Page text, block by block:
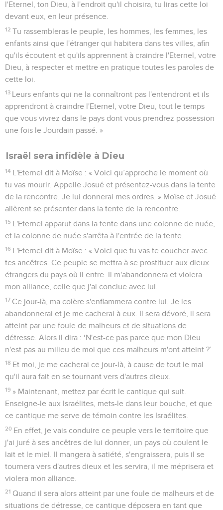
l'Eternel, ton Dieu, à l'endroit qu'il choisira, tu liras cette loi
devant eux, en leur présence.
12 Tu rassembleras le peuple, les hommes, les femmes, les
enfants ainsi que l'étranger qui habitera dans tes villes, afin
qu'ils écoutent et qu'ils apprennent à craindre l'Eternel, votre
Dieu, à respecter et mettre en pratique toutes les paroles de
cette loi.
13 Leurs enfants qui ne la connaîtront pas l'entendront et ils
apprendront à craindre l'Eternel, votre Dieu, tout le temps
que vous vivrez dans le pays dont vous prendrez possession
une fois le Jourdain passé. »
Israël sera infidèle à Dieu
14 L'Eternel dit à Moïse : « Voici qu’approche le moment où
tu vas mourir. Appelle Josué et présentez-vous dans la tente
de la rencontre. Je lui donnerai mes ordres. » Moïse et Josué
allèrent se présenter dans la tente de la rencontre.
15 L'Eternel apparut dans la tente dans une colonne de nuée,
et la colonne de nuée s'arrêta à l'entrée de la tente.
16 L'Eternel dit à Moïse : « Voici que tu vas te coucher avec
tes ancêtres. Ce peuple se mettra à se prostituer aux dieux
étrangers du pays où il entre. Il m'abandonnera et violera
mon alliance, celle que j'ai conclue avec lui.
17 Ce jour-là, ma colère s'enflammera contre lui. Je les
abandonnerai et je me cacherai à eux. Il sera dévoré, il sera
atteint par une foule de malheurs et de situations de
détresse. Alors il dira : ‘N'est-ce pas parce que mon Dieu
n'est pas au milieu de moi que ces malheurs m'ont atteint ?’
18 Et moi, je me cacherai ce jour-là, à cause de tout le mal
qu'il aura fait en se tournant vers d'autres dieux.
19 » Maintenant, mettez par écrit le cantique qui suit.
Enseigne-le aux Israélites, mets-le dans leur bouche, et que
ce cantique me serve de témoin contre les Israélites.
20 En effet, je vais conduire ce peuple vers le territoire que
j'ai juré à ses ancêtres de lui donner, un pays où coulent le
lait et le miel. Il mangera à satiété, s'engraissera, puis il se
tournera vers d'autres dieux et les servira, il me méprisera et
violera mon alliance.
21 Quand il sera alors atteint par une foule de malheurs et de
situations de détresse, ce cantique déposera en tant que